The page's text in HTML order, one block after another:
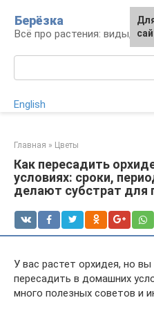
контенту
Берёзка
Всё про растения: виды,
English
Главная » Цветы
Как пересадить
условиях: сроки,
делают субстрат для
У вас растет орхидея, но вы
пересадить в домашних
много полезных советов и